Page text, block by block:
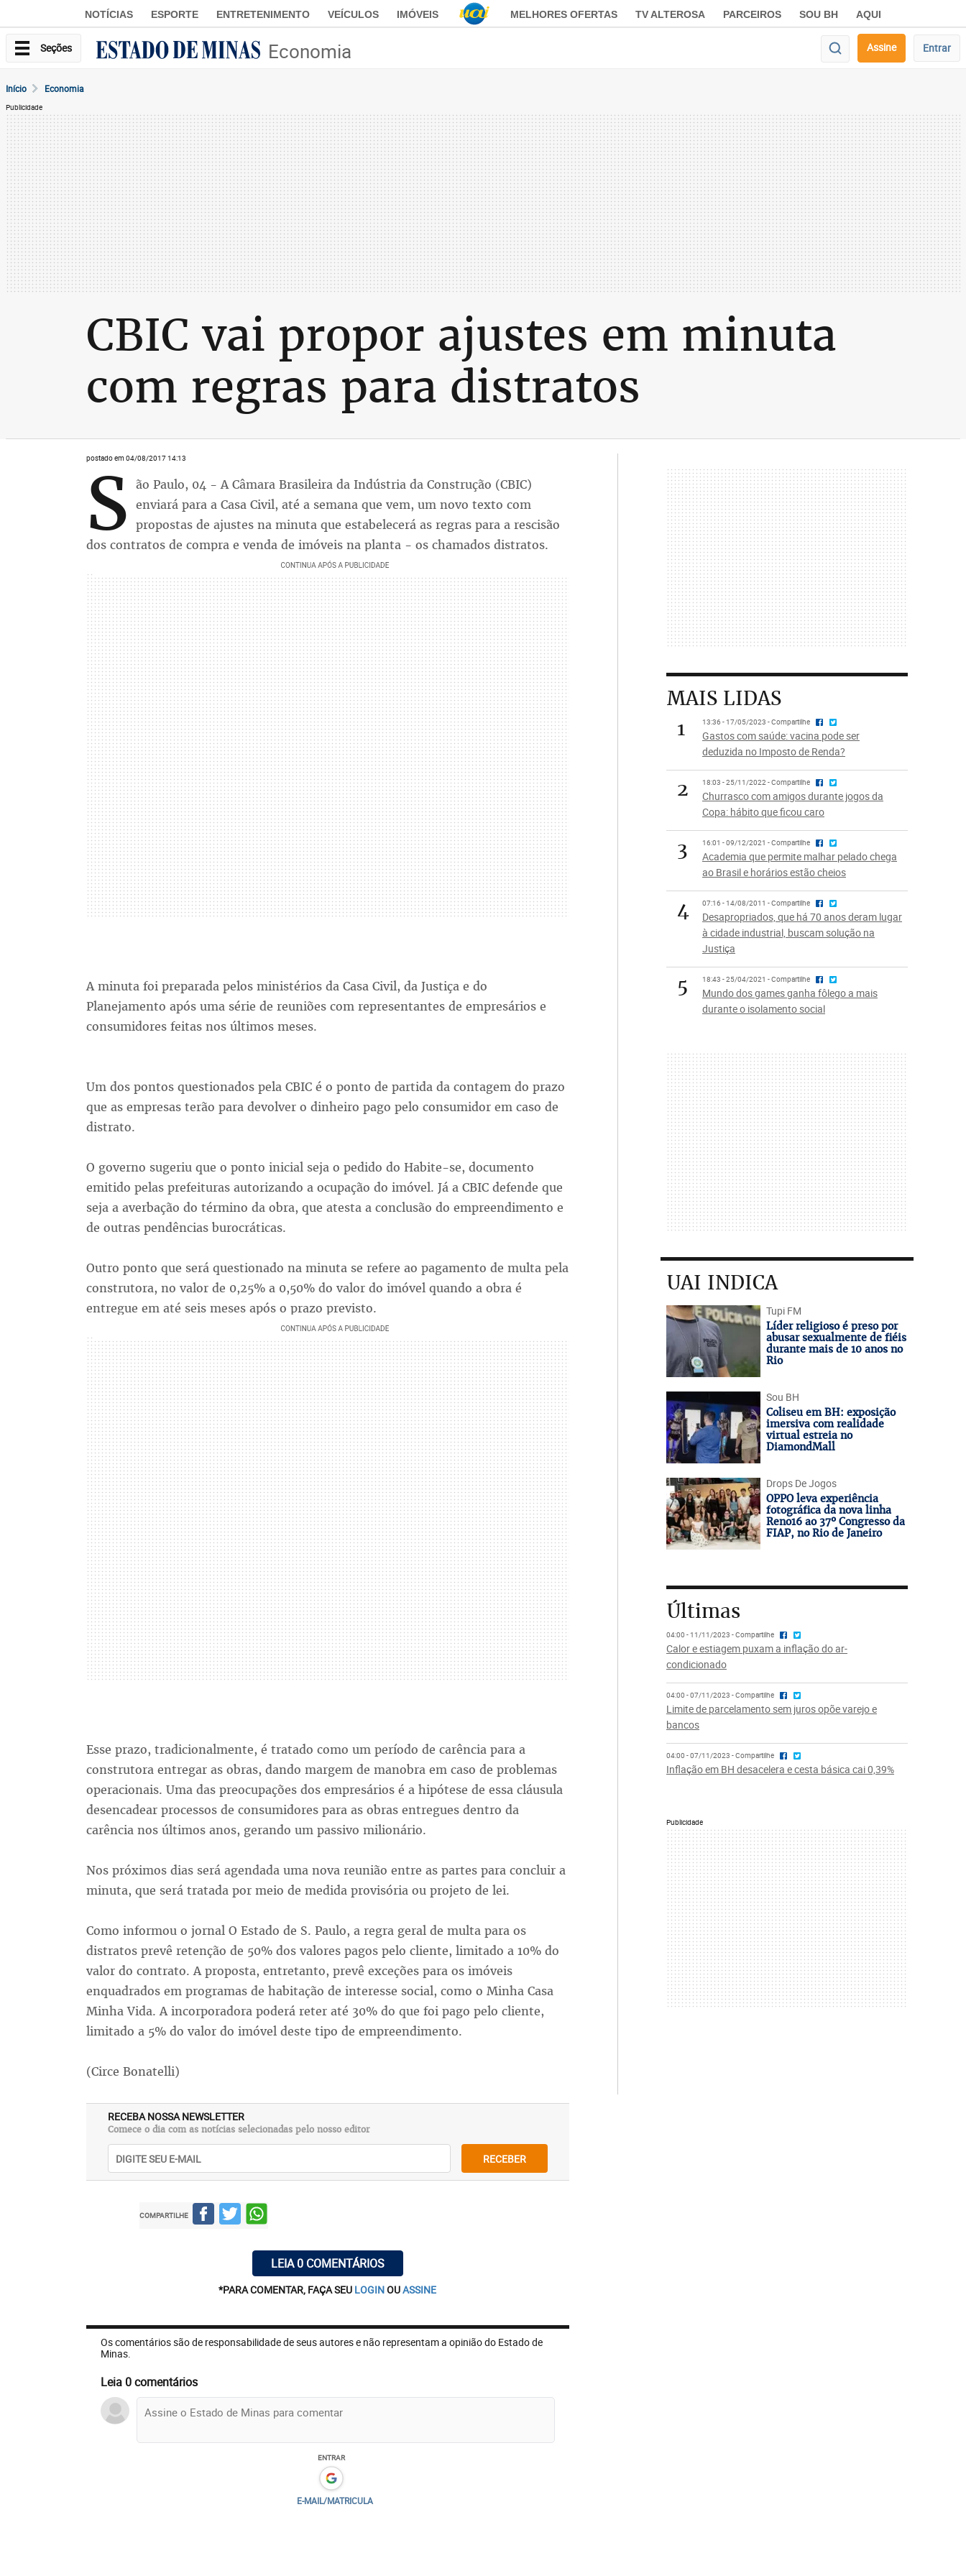
NOTÍCIAS ESPORTE ENTRETENIMENTO VEÍCULOS IMÓVEIS MELHORES OFERTAS TV ALTEROSA PARCEIROS SOU BH AQUI
Seções Economia Assine Entrar
Início Economia
Publicidade
CBIC vai propor ajustes em minuta
com regras para distratos
postado em 04/08/2017 14:13
S ão Paulo, 04 - A Câmara Brasileira da Indústria da Construção (CBIC)
enviará para a Casa Civil, até a semana que vem, um novo texto com
propostas de ajustes na minuta que estabelecerá as regras para a rescisão
dos contratos de compra e venda de imóveis na planta - os chamados distratos.
A minuta foi preparada pelos ministérios da Casa Civil, da Justiça e do
Planejamento após uma série de reuniões com representantes de empresários e
consumidores feitas nos últimos meses.
Um dos pontos questionados pela CBIC é o ponto de partida da contagem do prazo
que as empresas terão para devolver o dinheiro pago pelo consumidor em caso de
distrato.
O governo sugeriu que o ponto inicial seja o pedido do Habite-se, documento
emitido pelas prefeituras autorizando a ocupação do imóvel. Já a CBIC defende que
seja a averbação do término da obra, que atesta a conclusão do empreendimento e
de outras pendências burocráticas.
Outro ponto que será questionado na minuta se refere ao pagamento de multa pela
construtora, no valor de 0,25% a 0,50% do valor do imóvel quando a obra é
entregue em até seis meses após o prazo previsto.
Esse prazo, tradicionalmente, é tratado como um período de carência para a
construtora entregar as obras, dando margem de manobra em caso de problemas
operacionais. Uma das preocupações dos empresários é a hipótese de essa cláusula
desencadear processos de consumidores para as obras entregues dentro da
carência nos últimos anos, gerando um passivo milionário.
Nos próximos dias será agendada uma nova reunião entre as partes para concluir a
minuta, que será tratada por meio de medida provisória ou projeto de lei.
Como informou o jornal O Estado de S. Paulo, a regra geral de multa para os
distratos prevê retenção de 50% dos valores pagos pelo cliente, limitado a 10% do
valor do contrato. A proposta, entretanto, prevê exceções para os imóveis
enquadrados em programas de habitação de interesse social, como o Minha Casa
Minha Vida. A incorporadora poderá reter até 30% do que foi pago pelo cliente,
limitado a 5% do valor do imóvel deste tipo de empreendimento.
(Circe Bonatelli)
RECEBA NOSSA NEWSLETTER
Comece o dia com as notícias selecionadas pelo nosso editor
RECEBER
COMPARTILHE
LEIA 0 COMENTÁRIOS
*PARA COMENTAR, FAÇA SEU LOGINOUASSINE
Os comentários são de responsabilidade de seus autores e não representam a opinião do Estado de
Minas.
Leia 0 comentários
ENTRAR
E-MAIL/MATRICULA
MAIS LIDAS
1
13:36 - 17/05/2023 - Compartilhe
Gastos com saúde: vacina pode ser
deduzida no Imposto de Renda?
2 18:03 - 25/11/2022 - Compartilhe
Churrasco com amigos durante jogos da
Copa: hábito que ficou caro
3 16:01 - 09/12/2021 - Compartilhe
Academia que permite malhar pelado chega
ao Brasil e horários estão cheios
4 07:16 - 14/08/2011 - Compartilhe
Desapropriados, que há 70 anos deram lugar
à cidade industrial, buscam solução na
Justiça
5 18:43 - 25/04/2021 - Compartilhe
Mundo dos games ganha fôlego a mais
durante o isolamento social
UAI INDICA
Tupi FM
Líder religioso é preso por
abusar sexualmente de fiéis
durante mais de 10 anos no
Rio
Sou BH
Coliseu em BH: exposição
imersiva com realidade
virtual estreia no
DiamondMall
Drops De Jogos
OPPO leva experiência
fotográfica da nova linha
Reno16 ao 37º Congresso da
FIAP, no Rio de Janeiro
Últimas
04:00 - 11/11/2023 - Compartilhe
Calor e estiagem puxam a inflação do ar-
condicionado
04:00 - 07/11/2023 - Compartilhe
Limite de parcelamento sem juros opõe varejo e
bancos
04:00 - 07/11/2023 - Compartilhe
Inflação em BH desacelera e cesta básica cai 0,39%
Publicidade